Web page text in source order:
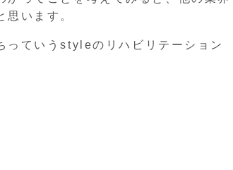
います。
っていうstyleのリハビリテーション